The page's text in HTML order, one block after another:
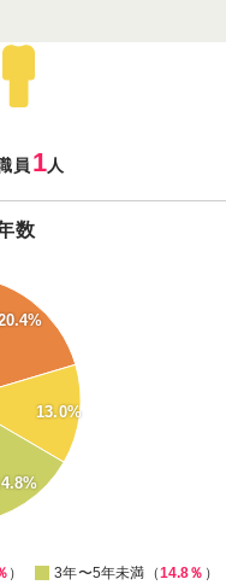
員 1人
数
13.0%
） 3年〜5年未満（14.8％ ）